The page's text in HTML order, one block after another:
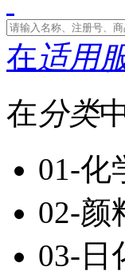
在适用
在分类
01-化
02-颜
03-日